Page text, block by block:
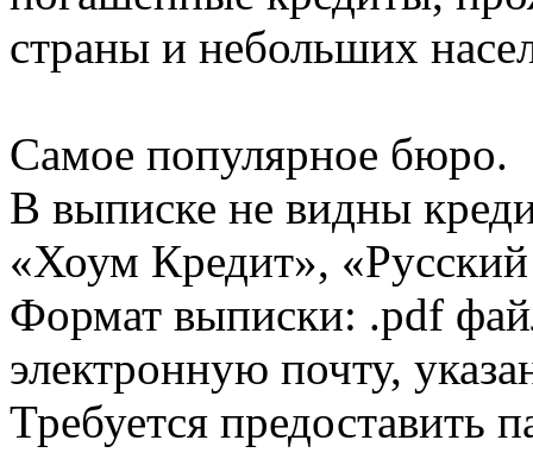
страны и небольших
Самое популярное бюро.
В выписке не видны
«Хоум Кредит»,
Формат выписки: .pdf
электронную почту,
Требуется предоставить